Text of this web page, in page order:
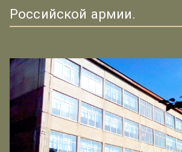
Российской армии.